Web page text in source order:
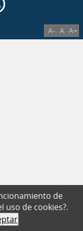
A- A A+
de
uso de cookies?.